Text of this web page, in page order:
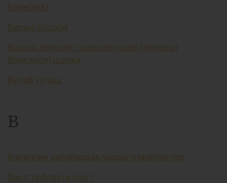
Банкомат
Биржа бозори
Бошқа депозит ташкилотлари (тижорат
банклари) шарҳи
Бўлиб тўлаш
В
Вакиллик ҳисобварақлардаги маблағлар
Вақт тафовути (лаг)